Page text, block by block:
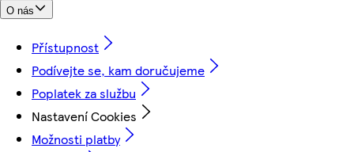
O nás
Přístupnost
Podívejte se, kam doručujeme
Poplatek za službu
Nastavení Cookies
Možnosti platby